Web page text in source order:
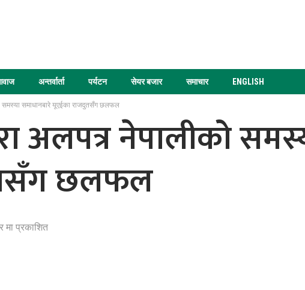
अन्तर्वार्ता पर्यटन सेयर बजार समाचार ENGLISH
समस्या समाधानबारे यूएईका राजदुतसँग छलफल
अलपत्र नेपालीको
छलफल
मा प्रकाशित